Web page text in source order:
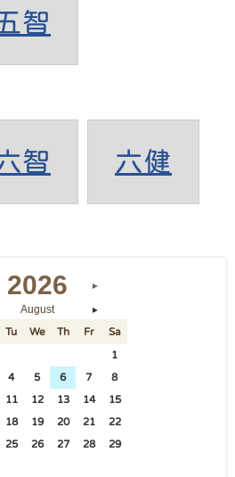
智
智 六健
2026 ►
August ►
Tu We Th Fr Sa
1
4 5 6 7 8
11 12 13 14 15
18 19 20 21 22
25 26 27 28 29